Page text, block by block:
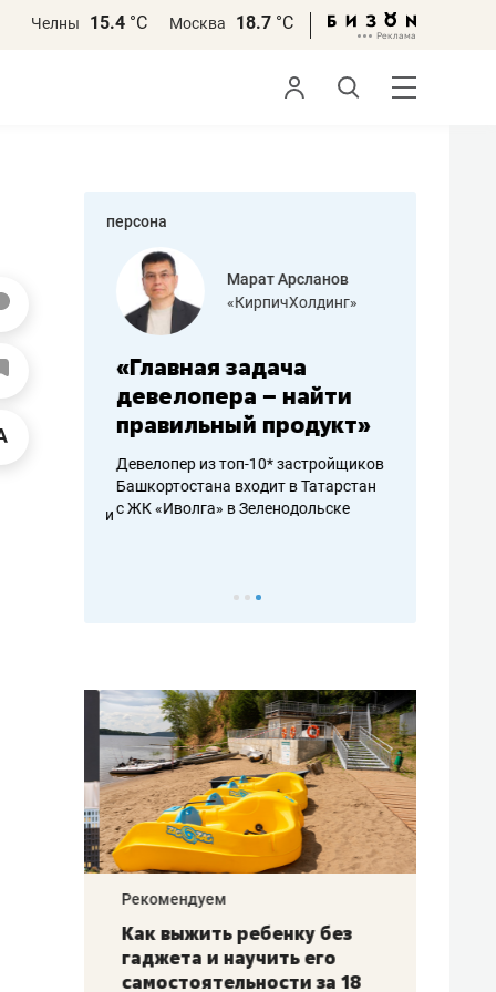
Челны 15.4 °С Москва 18.7 °С
персона
Марат Арсланов
«КирпичХолдинг»
«Главная задача
девелопера – найти
правильный продукт»
Девелопер из топ-10* застройщиков
Башкортостана входит в Татарстан
с ЖК «Иволга» в Зеленодольске
–
Рекомендуем
Как выжить ребенку без
гаджета и научить его
самостоятельности за 18